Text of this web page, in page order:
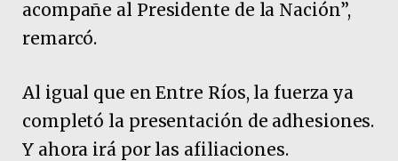
acompañe al Presidente de la Nación”,
remarcó.
Al igual que en Entre Ríos, la fuerza ya
completó la presentación de adhesiones.
Y ahora irá por las afiliaciones.